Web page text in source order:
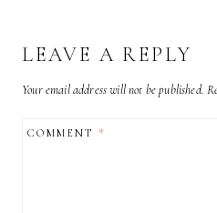
LEAVE A REPLY
Your email address will not be published.
COMMENT*